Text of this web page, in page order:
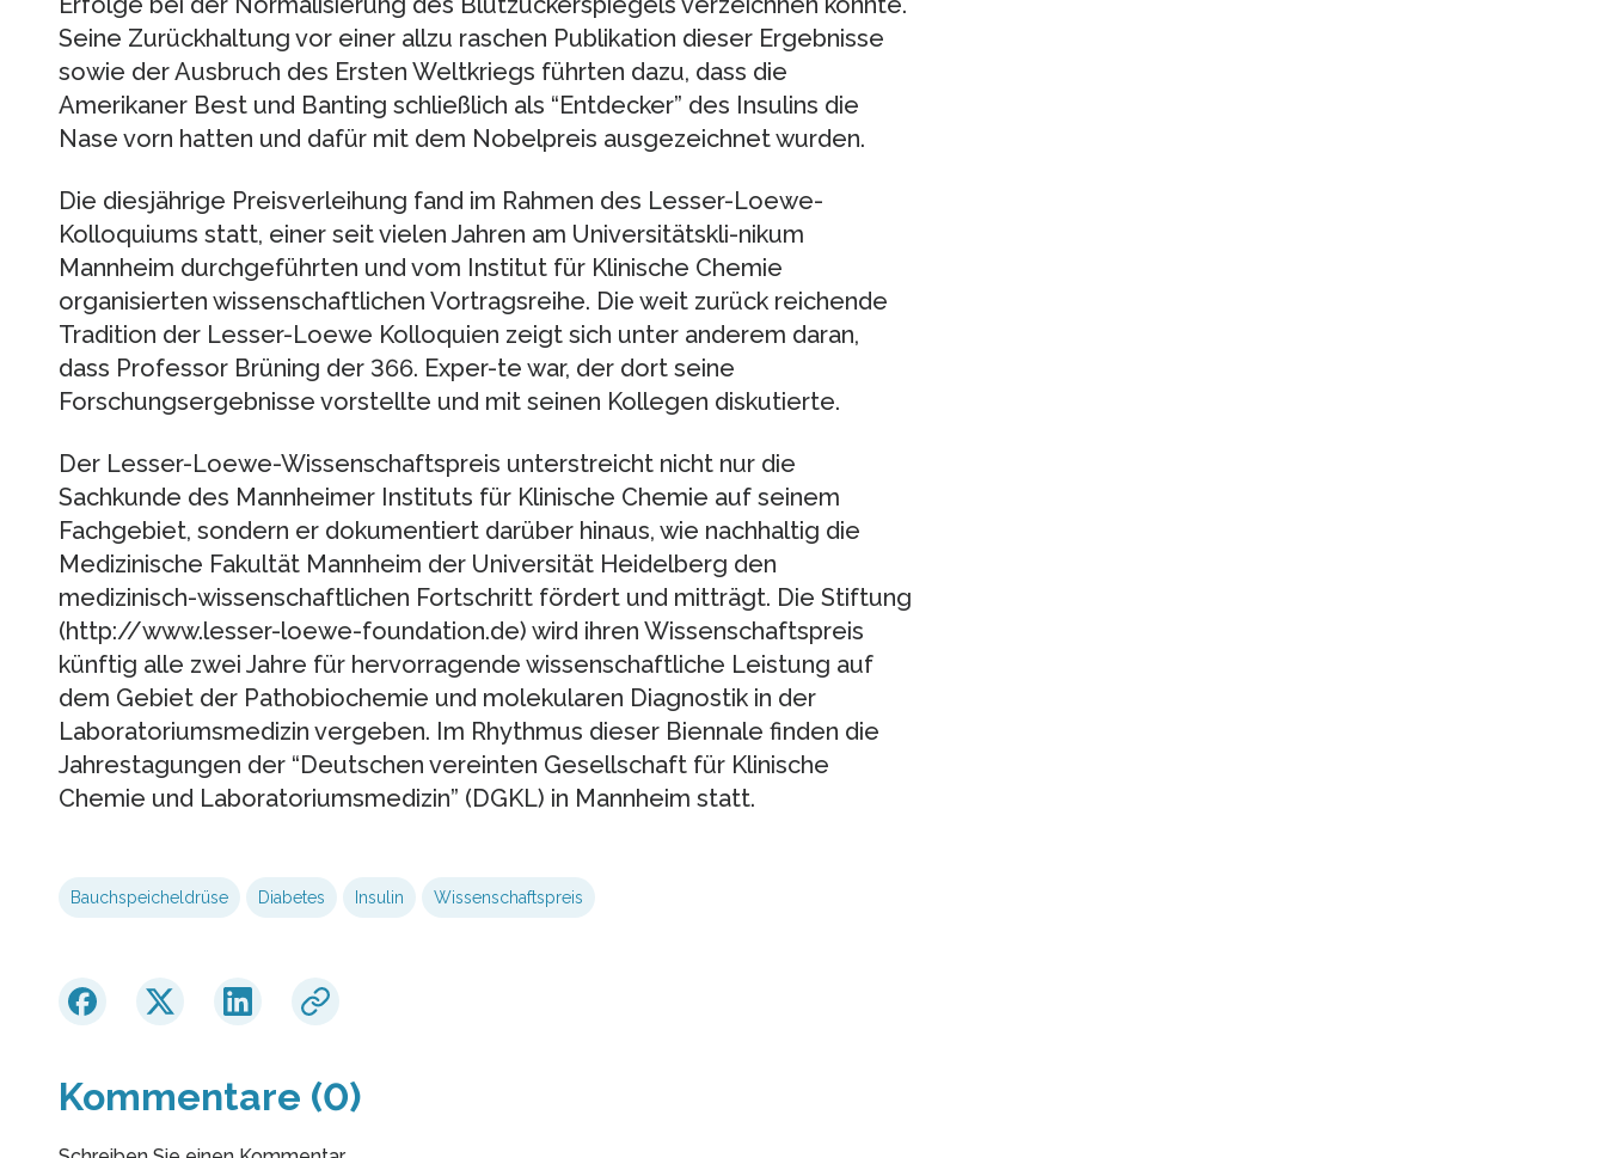
Seine Zurückhaltung vor einer allzu raschen Publikation dieser Ergebnisse
sowie der Ausbruch des Ersten Weltkriegs führten dazu, dass die
Amerikaner Best und Banting schließlich als “Entdecker” des Insulins die
Nase vorn hatten und dafür mit dem Nobelpreis ausgezeichnet wurden.
Die diesjährige Preisverleihung fand im Rahmen des Lesser-Loewe-
Kolloquiums statt, einer seit vielen Jahren am Universitätskli-nikum
Mannheim durchgeführten und vom Institut für Klinische Chemie
organisierten wissenschaftlichen Vortragsreihe. Die weit zurück reichende
Tradition der Lesser-Loewe Kolloquien zeigt sich unter anderem daran,
dass Professor Brüning der 366. Exper-te war, der dort seine
Forschungsergebnisse vorstellte und mit seinen Kollegen diskutierte.
Der Lesser-Loewe-Wissenschaftspreis unterstreicht nicht nur die
Sachkunde des Mannheimer Instituts für Klinische Chemie auf seinem
Fachgebiet, sondern er dokumentiert darüber hinaus, wie nachhaltig die
Medizinische Fakultät Mannheim der Universität Heidelberg den
medizinisch-wissenschaftlichen Fortschritt fördert und mitträgt. Die Stiftung
(http://www.lesser-loewe-foundation.de) wird ihren Wissenschaftspreis
künftig alle zwei Jahre für hervorragende wissenschaftliche Leistung auf
dem Gebiet der Pathobiochemie und molekularen Diagnostik in der
Laboratoriumsmedizin vergeben. Im Rhythmus dieser Biennale finden die
Jahrestagungen der “Deutschen vereinten Gesellschaft für Klinische
Chemie und Laboratoriumsmedizin” (DGKL) in Mannheim statt.
Bauchspeicheldrüse Diabetes Insulin Wissenschaftspreis
Kommentare (0)